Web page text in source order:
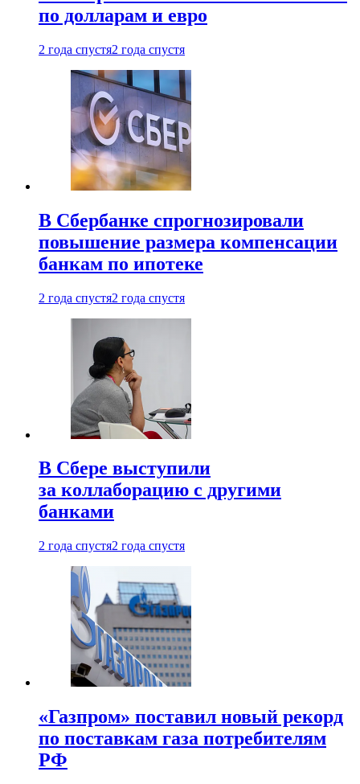
по долларам и евро
2 года спустя2 года спустя
В Сбербанке спрогнозировали
повышение размера компенсации
банкам по ипотеке
2 года спустя2 года спустя
В Сбере выступили
за коллаборацию с другими
банками
2 года спустя2 года спустя
«Газпром» поставил новый рекорд
по поставкам газа потребителям
РФ